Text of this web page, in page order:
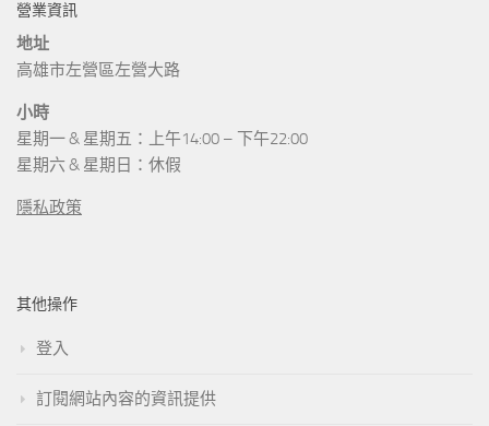
營業資訊
地址
高雄市左營區左營大路
小時
星期一 & 星期五：上午14:00 – 下午22:00
星期六 & 星期日：休假
隱私政策
其他操作
登入
訂閱網站內容的資訊提供